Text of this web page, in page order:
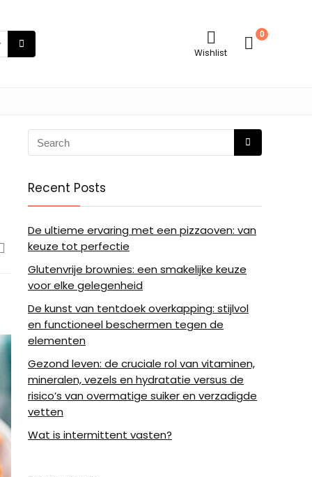
Wishlist
0
Recent Posts
De ultieme ervaring met een pizzaoven: van
keuze tot perfectie
Glutenvrije brownies: een smakelijke keuze
voor elke gelegenheid
De kunst van tentdoek overkapping: stijlvol
en functioneel beschermen tegen de
elementen
Gezond leven: de cruciale rol van vitaminen,
mineralen, vezels en hydratatie versus de
risico’s van overmatige suiker en verzadigde
vetten
Wat is intermittent vasten?